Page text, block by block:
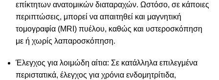
επίκτητων ανατομικών διαταραχών. Ωστόσο, σε κάποιες
περιπτώσεις, μπορεί να απαιτηθεί και μαγνητική
τομογραφία (MRI) πυέλου, καθώς και υστεροσκόπηση
με ή χωρίς λαπαροσκόπηση.
Έλεγχος για λοιμώδη αίτια: Σε κατάλληλα επιλεγμένα
περιστατικά, έλεγχος για χρόνια ενδομητρίτιδα,